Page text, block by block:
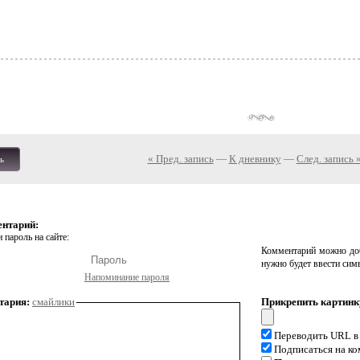
« Пред. запись— К дневнику — След. запись
на сайте:
Напоминание пароля
Комментарий можно
нужно будет ввести
смайлики Прикрепить
Переводить URL
Подписаться на